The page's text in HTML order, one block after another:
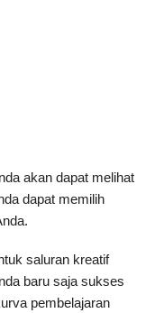
akan dapat melihat
dapat memilih
saluran kreatif
baru saja sukses
pembelajaran